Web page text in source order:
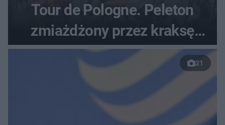
Tour de Pologne. Peleton
zmiażdżony przez kraksę
przed Karpaczem
21